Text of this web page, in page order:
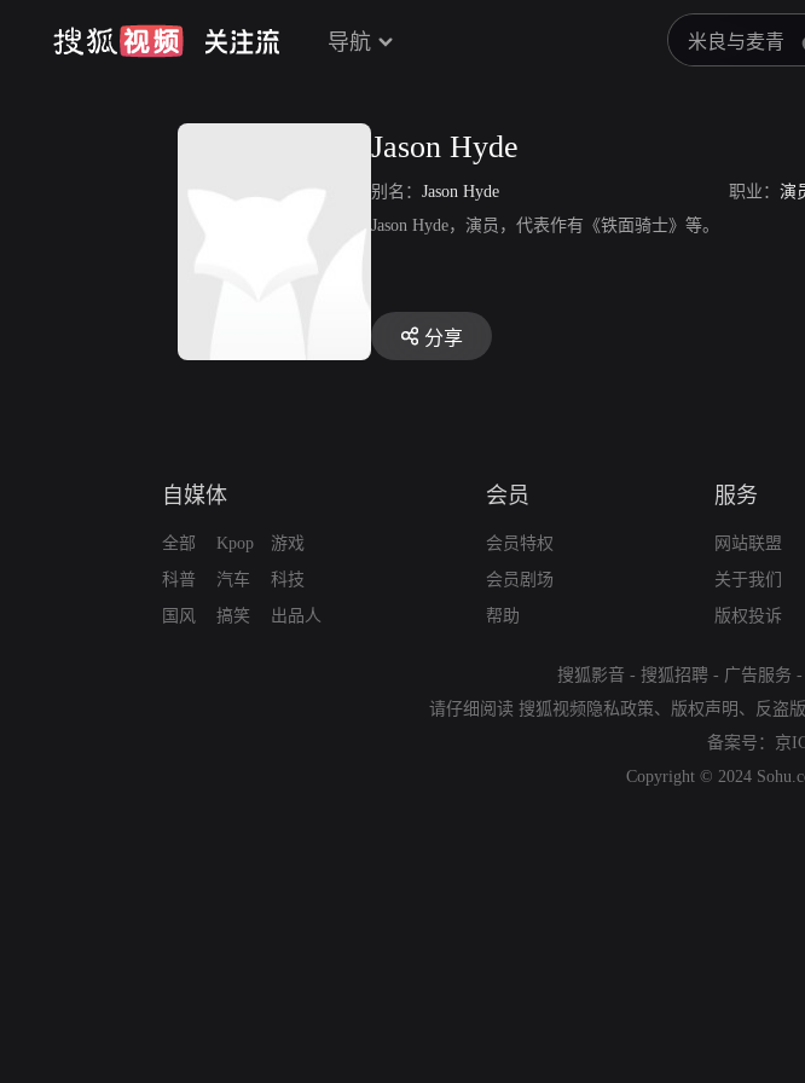
导航
Jason Hyde
别名： Jason Hyde 职业： 演
Jason Hyde，演员，代表作有《铁面骑士》等。
分享
自媒体
全部
科普
国风
Kpop
汽车
搞笑
游戏
科技
出品人
会员
会员特权
会员剧场
帮助
服务
网站联盟
关于我们
版权投诉
搜狐影音 - 搜狐招聘 - 广告服务 -
请仔细阅读 搜狐视频隐私政策、 版权声明 、 反盗
备案号： 京
Copyright © 2024